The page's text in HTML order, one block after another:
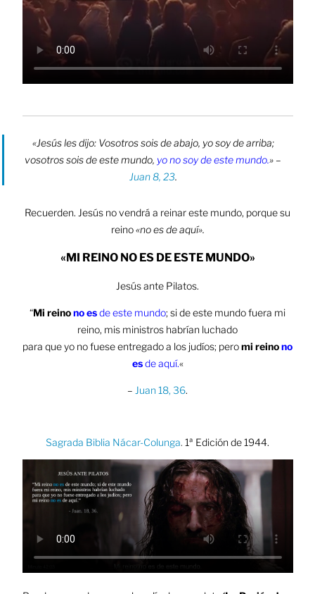
«Jesús les dijo: Vosotros sois de abajo, yo soy de arriba;
vosotros sois de este mundo, yo no soy de este mundo.» –
Juan 8, 23.
Recuerden. Jesús no vendrá a reinar este mundo, porque su
reino«no es de aquí».
«MI REINO NO ES DE ESTE MUNDO»
Jesús ante Pilatos.
“Mi reinono esde este mundo; si de este mundo fuera mi
reino, mis ministros habrían luchado
para que yo no fuese entregado a los judíos; peromi reinono
esde aquí.«
– Juan 18, 36.
Sagrada Biblia Nácar-Colunga. 1ª Edición de 1944.